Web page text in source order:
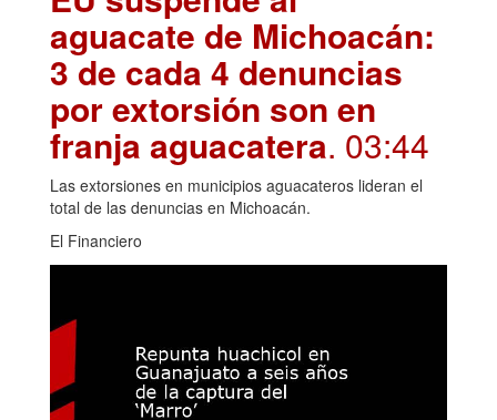
aguacate de Michoacán:
3 de cada 4 denuncias
por extorsión son en
franja aguacatera. 03:44
Las extorsiones en municipios aguacateros lideran el
total de las denuncias en Michoacán.
El Financiero